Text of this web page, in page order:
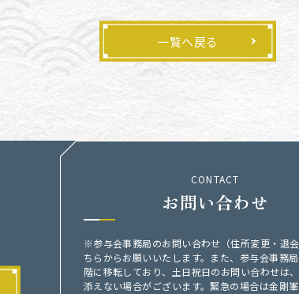
一覧へ戻る
CONTACT
お問い合わせ
※参与会事務局のお問い合わせ（住所変更・退
ちらからお願いいたします。また、参与会事務
階に移転しており、土日祝日のお問い合わせは
添えない場合がございます。緊急の場合は金剛